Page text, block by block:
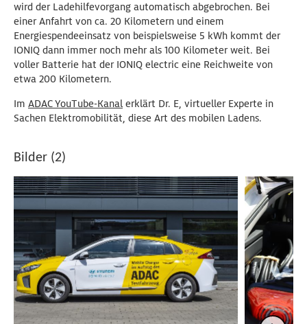
wird der Ladehilfevorgang automatisch abgebrochen. Bei
einer Anfahrt von ca. 20 Kilometern und einem
Energiespendeeinsatz von beispielsweise 5 kWh kommt der
IONIQ dann immer noch mehr als 100 Kilometer weit. Bei
voller Batterie hat der IONIQ electric eine Reichweite von
etwa 200 Kilometern.
Im ADAC YouTube-Kanalerklärt Dr. E, virtueller Experte in
Sachen Elektromobilität, diese Art des mobilen Ladens.
Bilder (2)